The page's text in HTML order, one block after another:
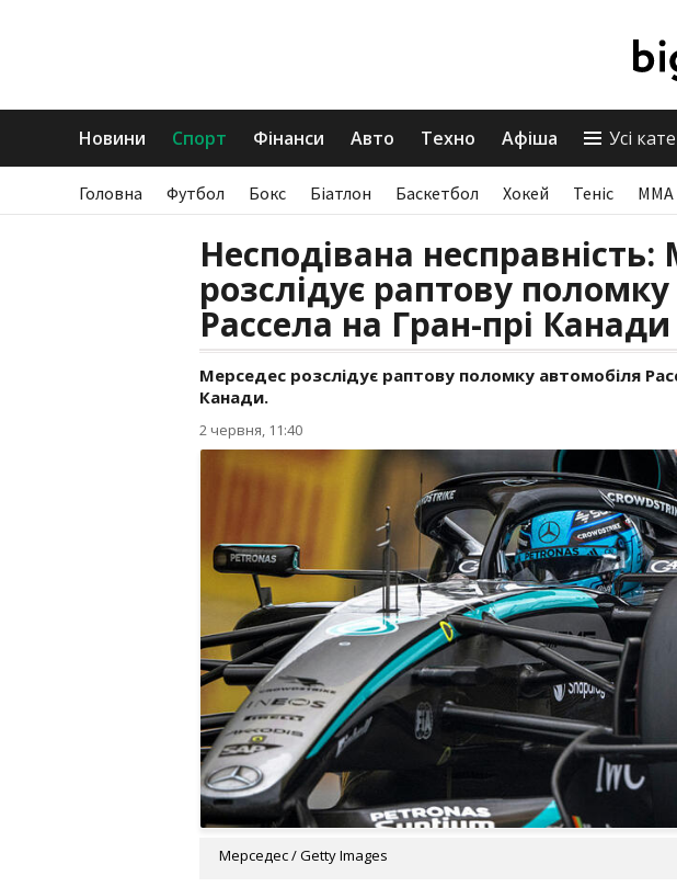
Новини Спорт Фінанси Авто Техно Афіша Усі
Головна Футбол Бокс Біатлон Баскетбол Хокей Теніс ММА
Несподівана несправність:
розслідує раптову поломку
Рассела на Гран-прі Канади
Мерседес розслідує раптову поломку автомобіля
Канади.
2 червня, 11:40
Мерседес / Getty Images